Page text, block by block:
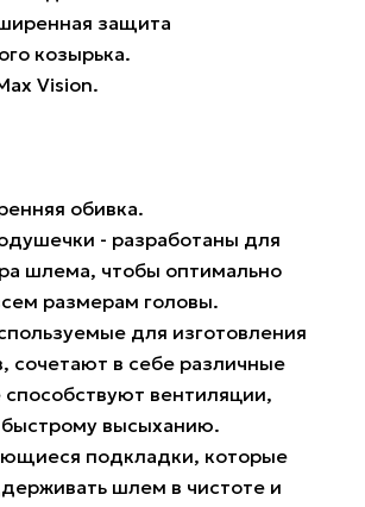
защита
козырька.
Vision.
обивка.
- разработаны для
шлема, чтобы оптимально
размерам головы.
для изготовления
сочетают в себе различные
вентиляции,
быстрому высыханию.
подкладки, которые
шлем в чистоте и